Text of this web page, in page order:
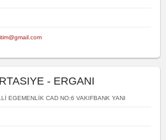
- ERGANI
EGEMENLİK CAD NO:6 VAKIFBANK YANI